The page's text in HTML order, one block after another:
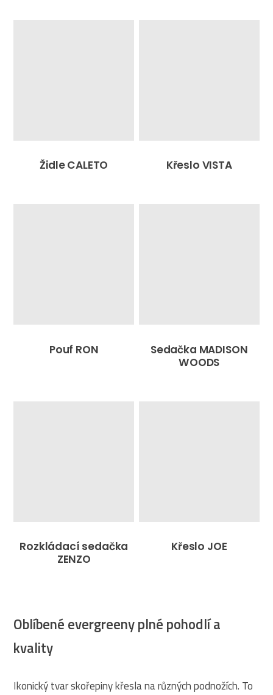
Židle CALETO Křeslo VISTA
Pouf RON
Sedačka MADISON
WOODS
Rozkládací sedačka
ZENZO
Křeslo JOE
Oblíbené evergreeny plné pohodlí a
kvality
Ikonický tvar skořepiny křesla na různých podnožích. To